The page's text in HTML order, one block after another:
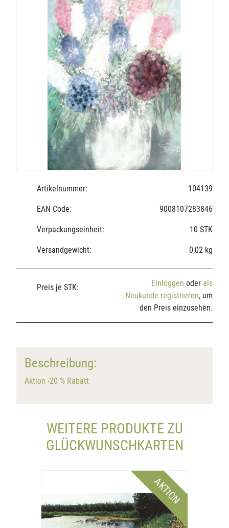
Artikelnummer: 104139
EAN Code: 9008107283846
Verpackungseinheit: 10 STK
Versandgewicht: 0,02 kg
Preis je STK: Einloggen oder als
Neukunde registrieren, um
den Preis einzusehen.
Beschreibung:
Aktion -20 % Rabatt
WEITERE PRODUKTE ZU
GLÜCKWUNSCHKARTEN
AKTION